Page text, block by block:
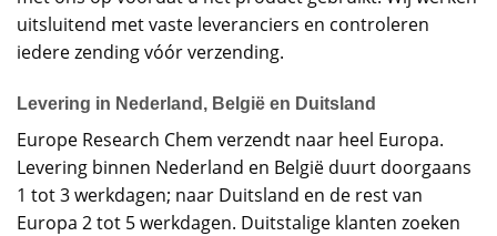
uitsluitend met vaste leveranciers en controleren
iedere zending vóór verzending.
Levering in Nederland, België en Duitsland
Europe Research Chem verzendt naar heel Europa.
Levering binnen Nederland en België duurt doorgaans
1 tot 3 werkdagen; naar Duitsland en de rest van
Europa 2 tot 5 werkdagen. Duitstalige klanten zoeken